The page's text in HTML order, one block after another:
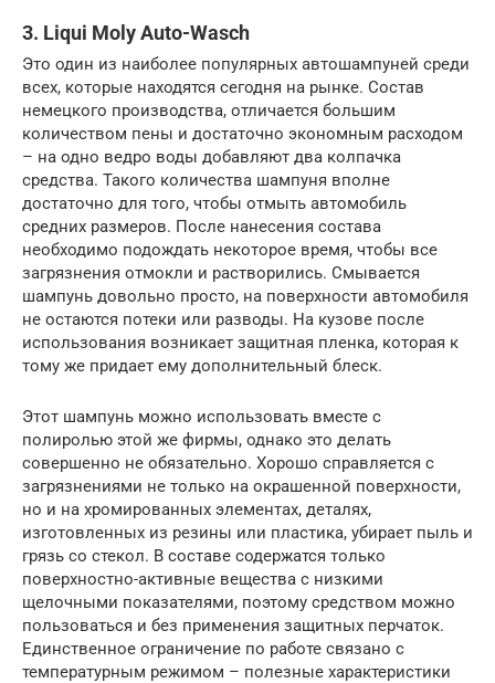
3. Liqui Moly Auto-Wasch
Это один из наиболее популярных автошампуней среди
всех, которые находятся сегодня на рынке. Состав
немецкого производства, отличается большим
количеством пены и достаточно экономным расходом
– на одно ведро воды добавляют два колпачка
средства. Такого количества шампуня вполне
достаточно для того, чтобы отмыть автомобиль
средних размеров. После нанесения состава
необходимо подождать некоторое время, чтобы все
загрязнения отмокли и растворились. Смывается
шампунь довольно просто, на поверхности автомобиля
не остаются потеки или разводы. На кузове после
использования возникает защитная пленка, которая к
тому же придает ему дополнительный блеск.
Этот шампунь можно использовать вместе с
полиролью этой же фирмы, однако это делать
совершенно не обязательно. Хорошо справляется с
загрязнениями не только на окрашенной поверхности,
но и на хромированных элементах, деталях,
изготовленных из резины или пластика, убирает пыль и
грязь со стекол. В составе содержатся только
поверхностно-активные вещества с низкими
щелочными показателями, поэтому средством можно
пользоваться и без применения защитных перчаток.
Единственное ограничение по работе связано с
температурным режимом – полезные характеристики